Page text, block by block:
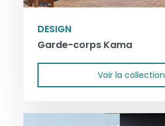
DESIGN
Garde-corps Kama
Voir la collection